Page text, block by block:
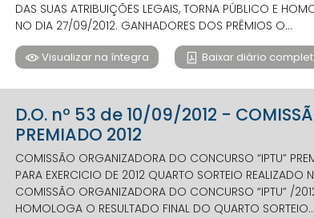
DAS SUAS ATRIBUIÇÕES LEGAIS, TORNA PÚBLICO E
NO DIA 27/09/2012. GANHADORES DOS PRÊMIOS O...
Visualizar na íntegra Baixar diário
D.O. nº 53 de 10/09/2012 -
PREMIADO 2012
COMISSÃO ORGANIZADORA DO CONCURSO “IPTU”
PARA EXERCICIO DE 2012 QUARTO SORTEIO
COMISSÃO ORGANIZADORA DO CONCURSO “IPTU” /
HOMOLOGA O RESULTADO FINAL DO QUARTO SORTEIO...